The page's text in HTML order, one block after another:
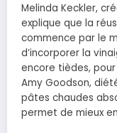
Melinda Keckler,
explique que la
commence par le
d’incorporer la
encore tièdes,
Amy Goodson,
pâtes chaudes
permet de mieux